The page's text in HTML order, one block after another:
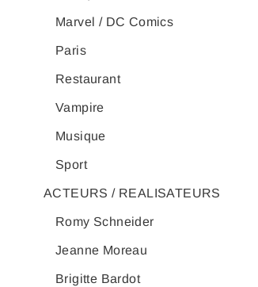
Marvel / DC Comics
Paris
Restaurant
Vampire
Musique
Sport
ACTEURS / REALISATEURS
Romy Schneider
Jeanne Moreau
Brigitte Bardot